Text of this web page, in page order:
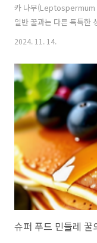
카 나무(Leptospermum
일반 꿀과는 다른 독특한
꿀의 효능을 더욱 자세히
글리옥살(MGO)이라는
으로 발생하는 화합물로,
구에 따르면, 마누카꿀
색포도상구균: 피부 감염
의 원인이 될 수 있는 박
의 원인으..
2024. 11. 14.
슈퍼 푸드 민들레